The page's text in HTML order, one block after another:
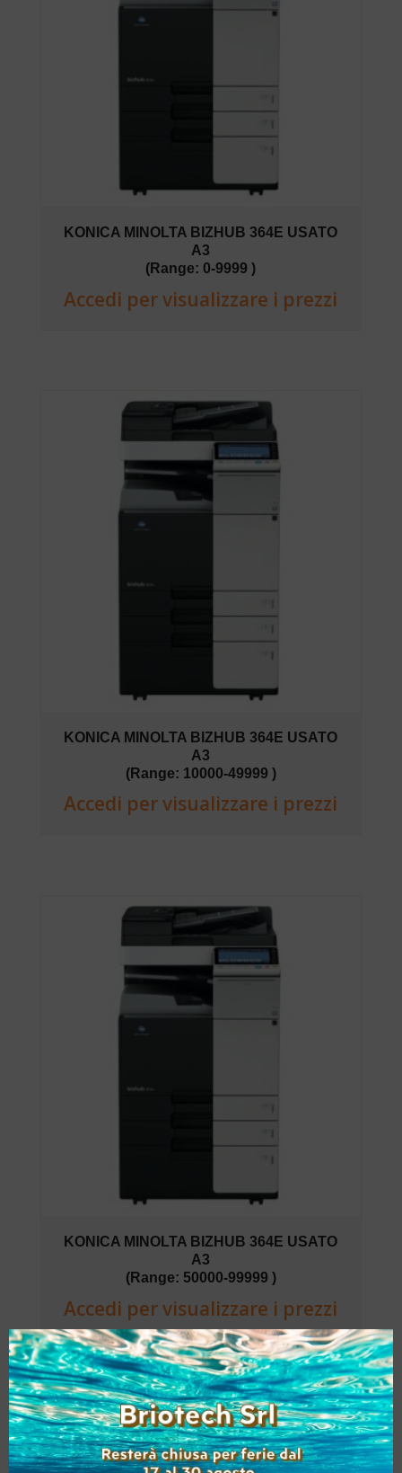
KONICA MINOLTA BIZHUB 364E USATO
A3
(Range: 0-9999 )
Accedi per visualizzare i prezzi
KONICA MINOLTA BIZHUB 364E USATO
A3
(Range: 10000-49999 )
Accedi per visualizzare i prezzi
KONICA MINOLTA BIZHUB 364E USATO
A3
(Range: 50000-99999 )
Accedi per visualizzare i prezzi